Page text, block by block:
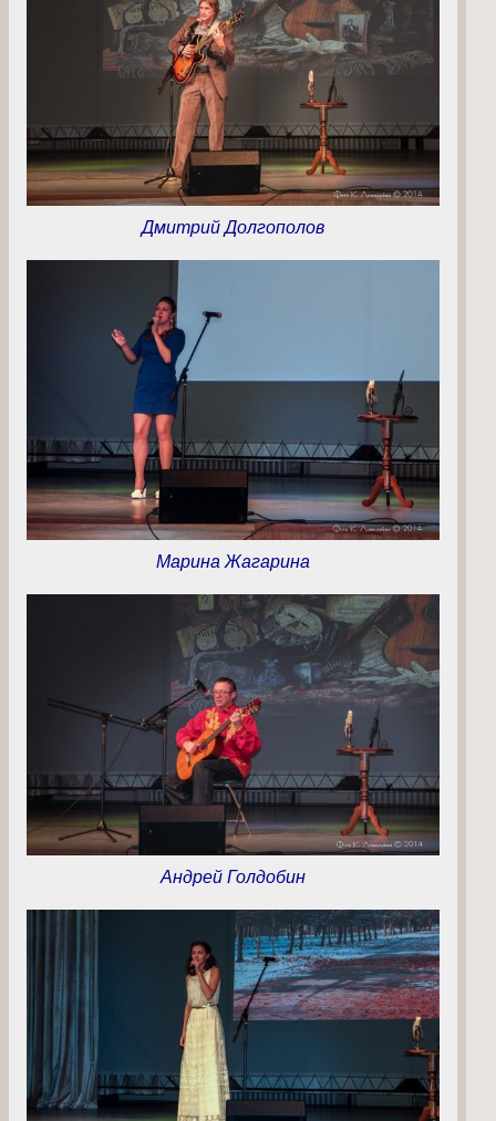
Дмитрий Долгополов
Марина Жагарина
Андрей Голдобин